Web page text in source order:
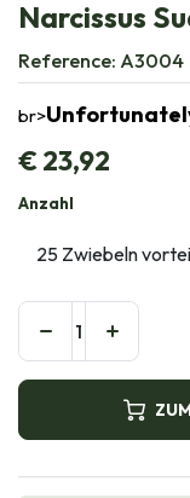
Narcissus
Reference: A3004
br>
€23,92
Anzahl